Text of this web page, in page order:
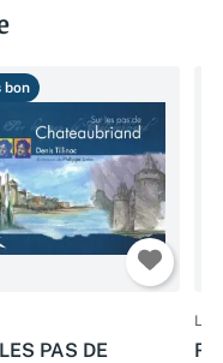
bon
PAS DE